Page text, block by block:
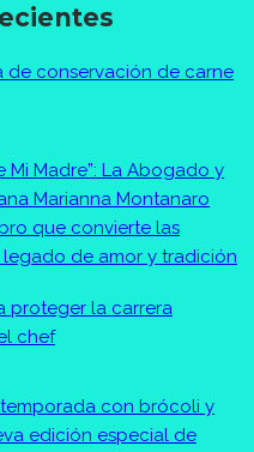
de conservación de carne
Mi Madre”: La Abogado y
Marianna Montanaro
que convierte las
de amor y tradición
proteger la carrera
chef
con brócoli y
edición especial de